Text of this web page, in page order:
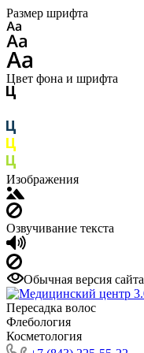
Размер шрифта
Цвет фона и шрифта
Изображения
Озвучивание текста
Обычная версия сайта
Пересадка волос
Флебология
Косметология